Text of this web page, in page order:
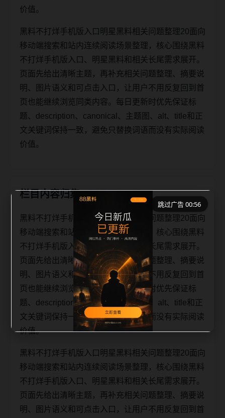
价值。
黑料不打烊手机版入口明星黑料相关问题整理20面向
移动端搜索和站内连续阅读场景整理，核心围绕黑料
不打烊手机版入口、明星黑料和相关长尾需求展开。
页面先给出清晰主题，再补充相关问题整理、摘要说
明、图片语义和可点击入口，让用户不用反复回到首
页也能继续浏览同类内容。每日更新时优先保证标
题、description、canonical、主题图、alt、title和正
文关键词保持一致，避免只替换词语而没有实际阅读
价值。
栏目内容归集
黑料不打烊手机版入口明星黑料相关问题整理20面向
移动端搜索和站内连续阅读场景整理，核心围绕黑料
不打烊手机版入口、明星黑料和相关长尾需求展开。
页面先给出清晰主题，再补充相关问题整理、摘要说
明、图片语义和可点击入口，让用户不用反复回到首
页也能继续浏览同类内容。每日更新时优先保证标
题、description、canonical、主题图、alt、title和正
文关键词保持一致，避免只替换词语而没有实际阅读
价值。
黑料不打烊手机版入口明星黑料相关问题整理20面向
移动端搜索和站内连续阅读场景整理，核心围绕黑料
不打烊手机版入口、明星黑料和相关长尾需求展开。
页面先给出清晰主题，再补充相关问题整理、摘要说
明、图片语义和可点击入口，让用户不用反复回到首
跳过广告 00:56